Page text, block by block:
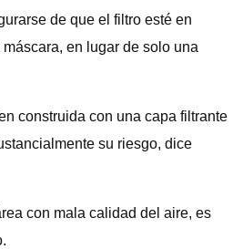
de que el filtro esté en
en lugar de solo una
construida con una capa filtrante
su riesgo, dice
con mala calidad del aire, es